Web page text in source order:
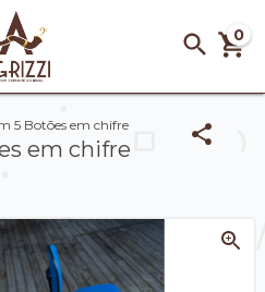
0
5 Botões em chifre
em chifre